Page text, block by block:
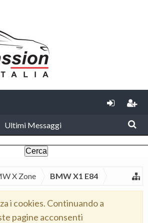
Ultimi Messaggi
X Zone BMW X1 E84
i cookies. Continuando a
pagine acconsenti